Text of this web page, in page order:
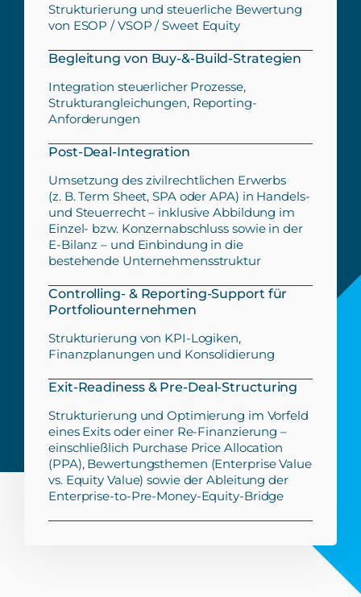
Strukturierung und steuerliche Bewertung
von ESOP / VSOP / Sweet Equity
Begleitung von Buy-&-Build-Strategien
Integration steuerlicher Prozesse,
Strukturangleichungen, Reporting-
Anforderungen
Post-Deal-Integration
Umsetzung des zivilrechtlichen Erwerbs
(z. B. Term Sheet, SPA oder APA) in Handels-
und Steuerrecht – inklusive Abbildung im
Einzel- bzw. Konzernabschluss sowie in der
E-Bilanz – und Einbindung in die
bestehende Unternehmensstruktur
Controlling- & Reporting-Support für
Portfoliounternehmen
Strukturierung von KPI-Logiken,
Finanzplanungen und Konsolidierung
Exit-Readiness & Pre-Deal-Structuring
Strukturierung und Optimierung im Vorfeld
eines Exits oder einer Re-Finanzierung –
einschließlich Purchase Price Allocation
(PPA), Bewertungsthemen (Enterprise Value
vs. Equity Value) sowie der Ableitung der
Enterprise-to-Pre-Money-Equity-Bridge